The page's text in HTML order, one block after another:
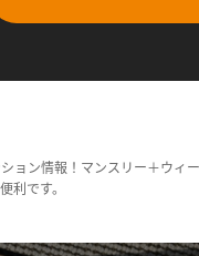
ン情報！マンスリー＋ウ
利です。